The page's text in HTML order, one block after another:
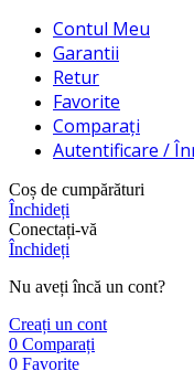
Contul Meu
Garantii
Retur
Favorite
Comparați
Autentificare /
Coș de cumpărături
Închideți
Conectați-vă
Închideți
Nu aveți încă un cont?
Creați un cont
0 Comparați
0 Favorite